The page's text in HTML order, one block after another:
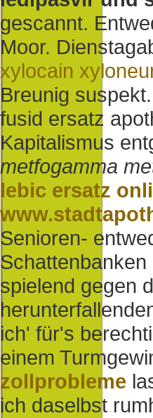
gescannt.
Moor.
xylocain
Breunig suspekt.
fusid ersatz
Kapitalismus
metfogamma
lebic ersatz
Senioren-
spielend gegen
ich' für's
einem
zollprobleme
ich daselbst